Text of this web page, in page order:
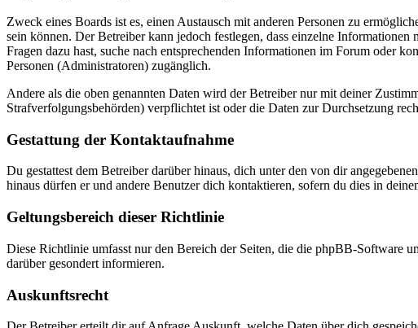
Zweck eines Boards ist es, einen Austausch mit anderen Personen zu
sein können. Der Betreiber kann jedoch festlegen, dass einzelne
Fragen dazu hast, suche nach entsprechenden Informationen im Forum oder
Personen (Administratoren) zugänglich.
Andere als die oben genannten Daten wird der Betreiber nur mit deiner
Strafverfolgungsbehörden) verpflichtet ist oder die Daten zur Durchsetzung
Gestattung der Kontaktaufnahme
Du gestattest dem Betreiber darüber hinaus, dich unter den von dir
hinaus dürfen er und andere Benutzer dich kontaktieren, sofern du dies in
Geltungsbereich dieser Richtlinie
Diese Richtlinie umfasst nur den Bereich der Seiten, die die phpBB-Software
darüber gesondert informieren.
Auskunftsrecht